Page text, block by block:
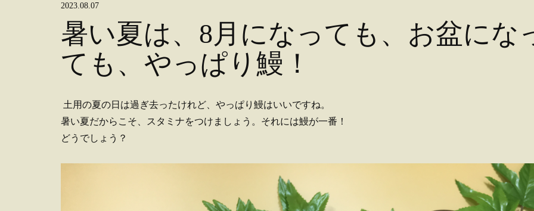
2023.08.07
暑い夏は、8月になっても、お盆にな
ても、やっぱり鰻！
土用の夏の日は過ぎ去ったけれど、やっぱり鰻はいいですね。
暑い夏だからこそ、スタミナをつけましょう。それには鰻が一番！
どうでしょう？